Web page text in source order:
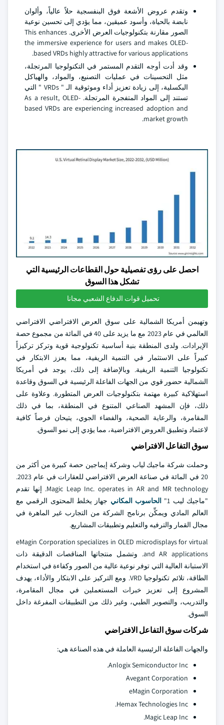
وتقدم عروض الأشعة فوق البنفسجية حلاً عالياً، وألوان
نابضة بالحياة، وأسود عميقين، مما يؤدي إلى تحسين نوعية
الصور مقارنة بتكنولوجيات العرض الأخرى. This enhances
the immersive experience for users and makes OLED-
based VRDs highly attractive for various applications.
وقد أدت أوجه التقدم المستمر في التكنولوجيا المرتجلة،
مثل التحسينات في عمليات التصنيع، والمواد، والهياكل
البكسلية، إلى زيادة تعزيز أداء وموثوقية الـ " VRDs " التي
تستند إلى المواد المتفجرة المرتجلة. As a result, OLED-
based VRDs are experiencing increased adoption and
market growth.
احصل على رؤى تفصيلية حول القطاعات الرئيسية التي
تشكل هذا السوق
تحميل قوات الدفاع الشعبي مجانا
وتهيمن أمريكا الشمالية على سوق العرض الافتراضي الافتراضي
العالمي في عام 2023 مع ما يزيد على 40 في المائة من مجموع حصة
الإيرادات. ولدى المنطقة بنية أساسية تكنولوجية قوية وتركز تركيزاً
كبيراً على الاستثمار في التنمية الريفية، مما يعزز الابتكار في
تكنولوجيا التنمية الريفية. وبالإضافة إلى ذلك، يوجد في أمريكا
الشمالية حضور قوي من الجهات الفاعلة الرئيسية في السوق وقاعدة
استهلاكية كبيرة مهتمة بتكنولوجيات العرض المتطورة. وعلاوة على
ذلك، فإن المشهد الصناعي المتنوع في المنطقة، بما في ذلك
المقامرة، والرعاية الصحية، والفضاء الجوي، يتيحان فرصاً كافية
لاعتماد وتطبيق العروض الافتراضية، مما يؤدي إلى نمو السوق.
سوق التفاعل الافتراضي
وحملت شركة ماجيك لياب وشركة إيماجين حصة كبيرة من أكثر من
20 في المائة في صناعة العرض الافتراضي للعقارات في عام 2023.
Magic Leap Inc. operates in AR and MR technology. إنها تقدم
"ماجيك ليب 1"
الحاسوب المكاني جهاز يخلط المحتوى الرقمي مع
العالم المادي ويمكِّن برنامج الشركة من التجارب غير الماهرة في
مجال القمار والترفيه والتعليم وتطبيقات المشاريع.
eMagin Corporation specializes in OLED microdisplays for virtual
and AR applications. وتشمل منتجاتها المناقصات الدقيقة ذات
الاستبانة العالية التي توفر نوعية عالية من الصور وكفاءة في استخدام
الطاقة، تلائم تكنولوجيا VRD. ومع التركيز على الابتكار والأداء، يهدف
المشروع إلى تعزيز خبرات المستعملين في مجال المقامرة،
والتدريب، والتصوير الطبي، وغير ذلك من التطبيقات المفرغة داخل
السوق.
شركات سوق التفاعل الافتراضي
والجهات الفاعلة الرئيسية العاملة في هذه الصناعة هي:
Anlogix Semiconductor Inc.
Avegant Corporation
eMagin Corporation
Hemax Technologies Inc.
Magic Leap Inc.